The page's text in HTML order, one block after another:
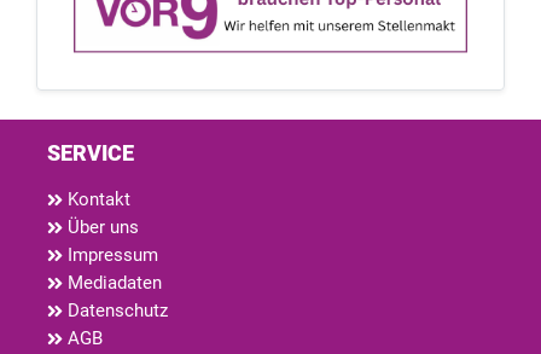
SERVICE
Kontakt
Über uns
Impressum
Mediadaten
Datenschutz
AGB